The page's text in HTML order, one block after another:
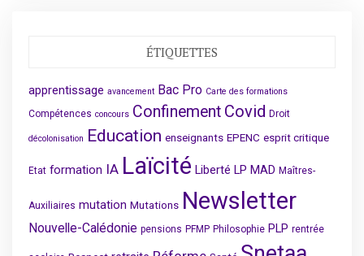
ÉTIQUETTES
apprentissage avancement Bac Pro Carte des formations
Compétences concours Confinement Covid Droit
décolonisation Education enseignants EPENC esprit critique
Etat formation IA Laïcité Liberté LP MAD Maîtres-
Auxiliaires mutation Mutations Newsletter
Nouvelle-Calédonie pensions PFMP Philosophie PLP rentrée